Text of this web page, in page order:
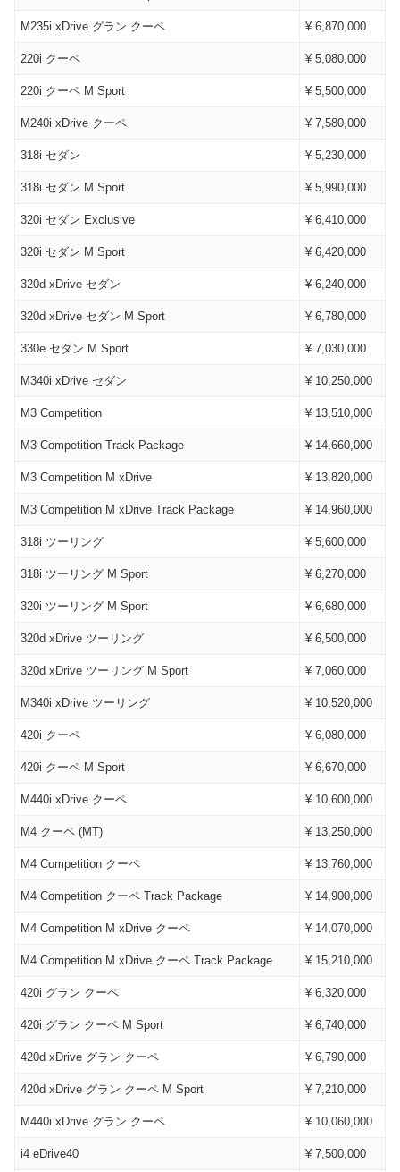
M235i xDrive グラン クーペ ¥ 6,870,000
220i クーペ ¥ 5,080,000
220i クーペ M Sport ¥ 5,500,000
M240i xDrive クーペ ¥ 7,580,000
318i セダン ¥ 5,230,000
318i セダン M Sport ¥ 5,990,000
320i セダン Exclusive ¥ 6,410,000
320i セダン M Sport ¥ 6,420,000
320d xDrive セダン ¥ 6,240,000
320d xDrive セダン M Sport ¥ 6,780,000
330e セダン M Sport ¥ 7,030,000
M340i xDrive セダン ¥ 10,250,000
M3 Competition ¥ 13,510,000
M3 Competition Track Package ¥ 14,660,000
M3 Competition M xDrive ¥ 13,820,000
M3 Competition M xDrive Track Package ¥ 14,960,000
318i ツーリング ¥ 5,600,000
318i ツーリング M Sport ¥ 6,270,000
320i ツーリング M Sport ¥ 6,680,000
320d xDrive ツーリング ¥ 6,500,000
320d xDrive ツーリング M Sport ¥ 7,060,000
M340i xDrive ツーリング ¥ 10,520,000
420i クーペ ¥ 6,080,000
420i クーペ M Sport ¥ 6,670,000
M440i xDrive クーペ ¥ 10,600,000
M4 クーペ (MT) ¥ 13,250,000
M4 Competition クーペ ¥ 13,760,000
M4 Competition クーペ Track Package ¥ 14,900,000
M4 Competition M xDrive クーペ ¥ 14,070,000
M4 Competition M xDrive クーペ Track Package ¥ 15,210,000
420i グラン クーペ ¥ 6,320,000
420i グラン クーペ M Sport ¥ 6,740,000
420d xDrive グラン クーペ ¥ 6,790,000
420d xDrive グラン クーペ M Sport ¥ 7,210,000
M440i xDrive グラン クーペ ¥ 10,060,000
i4 eDrive40 ¥ 7,500,000